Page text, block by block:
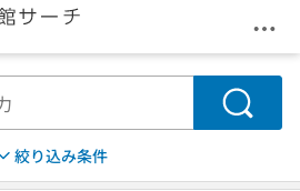
メ
検索
絞り込み条件